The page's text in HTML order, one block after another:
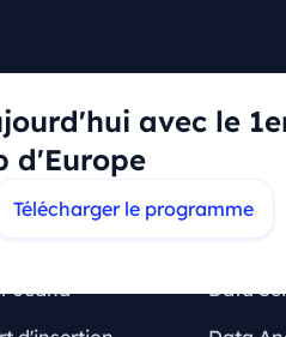
avec le
d'Europe
Télécharger le programme
fréquentes
Jedha
Data